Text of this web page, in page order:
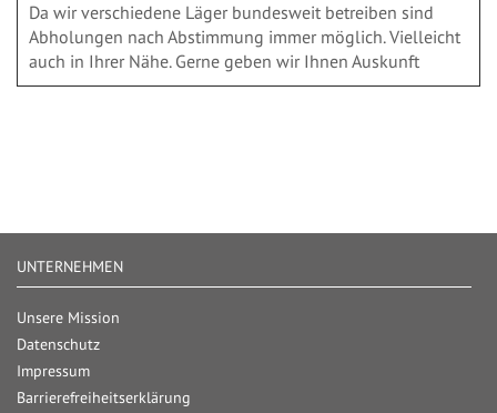
Da wir verschiedene Läger bundesweit betreiben sind
Abholungen nach Abstimmung immer möglich. Vielleicht
auch in Ihrer Nähe. Gerne geben wir Ihnen Auskunft
UNTERNEHMEN
Unsere Mission
Datenschutz
Impressum
Barrierefreiheitserklärung